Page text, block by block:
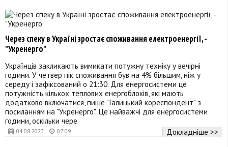
04.08.2023 07:09
Через спеку в Україні зростає споживання електроенергії, -
"Укренерго"
Українців закликають вимикати потужну техніку у вечірні
години. У четвер пік споживання був на 4% більшим, ніж у
середу і зафіксований о 21:30. Для енергосистеми це
потужність кількох теплових енергоблоків, які мають
додатково включатися, пише "Галицький кореспондент" з
посиланням на "Укренерго". Це найважчі для енергосистеми
години, оскільки чере
Докладніше >>